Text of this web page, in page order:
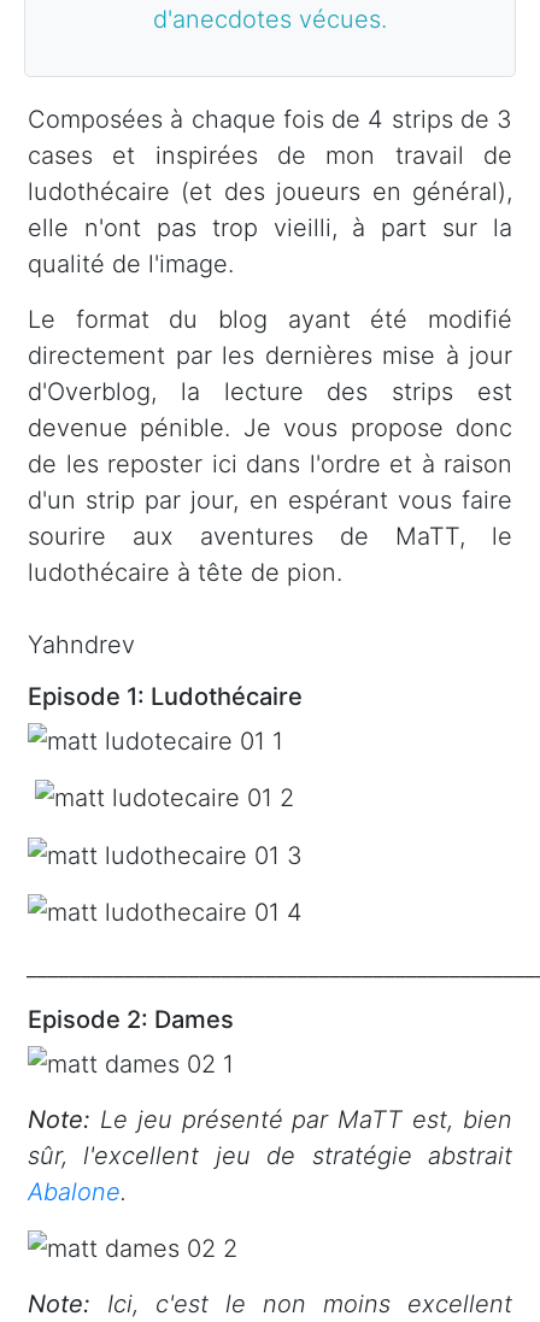
d'anecdotes vécues.
Composées à chaque fois de 4 strips de 3
cases et inspirées de mon travail de
ludothécaire (et des joueurs en général),
elle n'ont pas trop vieilli, à part sur la
qualité de l'image.
Le format du blog ayant été modifié
directement par les dernières mise à jour
d'Overblog, la lecture des strips est
devenue pénible. Je vous propose donc
de les reposter ici dans l'ordre et à raison
d'un strip par jour, en espérant vous faire
sourire aux aventures de MaTT, le
ludothécaire à tête de pion.
Yahndrev
Episode 1: Ludothécaire
Episode 2: Dames
Note: Le jeu présenté par MaTT est, bien
sûr, l'excellent jeu de stratégie abstrait
Abalone.
Note: Ici, c'est le non moins excellent